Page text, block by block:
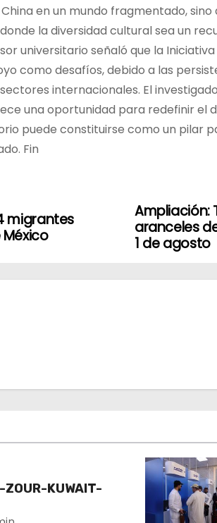
en un mundo fragmentado,
la diversidad cultural sea un
universitario señaló que la
como desafíos, debido a las
internacionales. El
una oportunidad para redefinir el
puede constituirse como un pilar
Fin
Ampliación:
aranceles
1 de agosto
migrantes
ZOUR-KUWAIT-